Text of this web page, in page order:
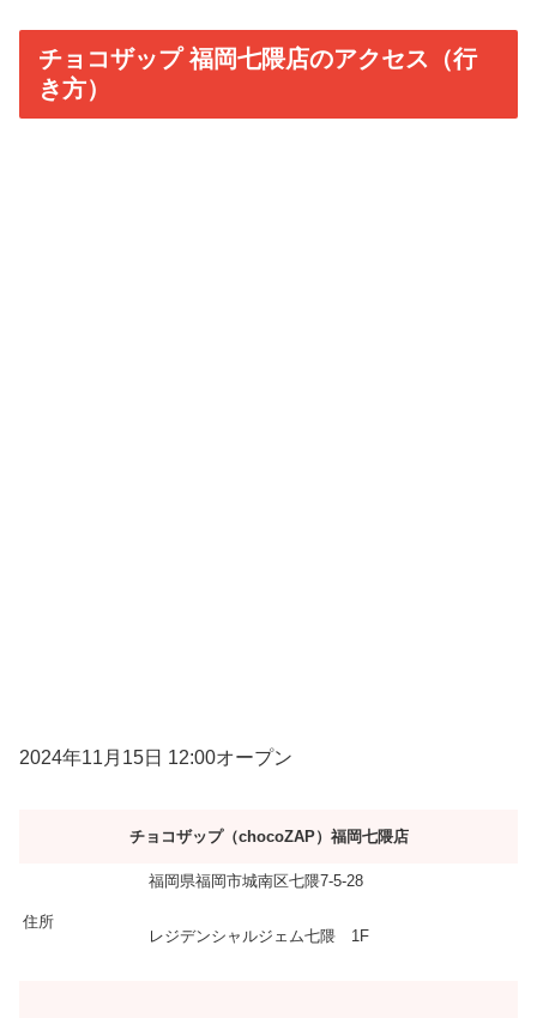
チョコザップ 福岡七隈店のアクセス（行
き方）
2024年11月15日 12:00オープン
チョコザップ（chocoZAP）福岡七隈店
住所
福岡県福岡市城南区七隈7-5-28
レジデンシャルジェム七隈 1F